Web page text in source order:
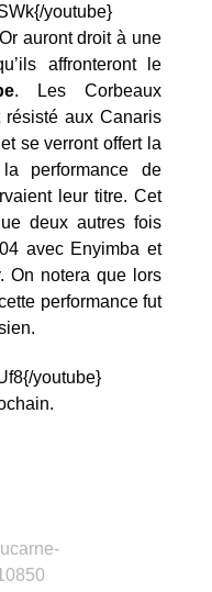
youtube}
auront droit à une
affronteront le
. Les Corbeaux
résisté aux Canaris
et se verront offert la
performance de
leur titre. Cet
deux autres fois
avec Enyimba et
On notera que lors
performance fut
youtube}